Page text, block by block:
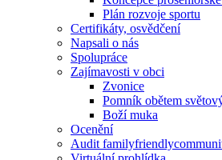
Plán rozvoje sportu
Certifikáty, osvědčení
Napsali o nás
Spolupráce
Zajímavosti v obci
Zvonice
Pomník obětem
Boží muka
Ocenění
Audit